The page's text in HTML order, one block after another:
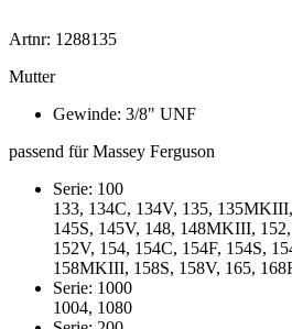
Artnr: 1288135
Mutter
Gewinde: 3/8" UNF
passend für Massey Ferguson
Serie: 100
133, 134C, 134V, 135,
145S, 145V, 148, 148MKIII,
152V, 154, 154C, 154F, 154S,
158MKIII, 158S, 158V, 165,
Serie: 1000
1004, 1080